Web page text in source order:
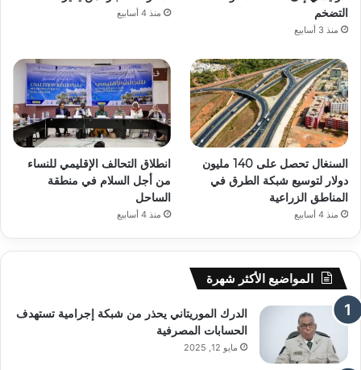
التضخم
منذ 3 أسابيع
منذ 4 أسابيع
السنغال تحصل على 140 مليون
دولار لتوسيع شبكة الطرق في
المناطق الزراعية
منذ 4 أسابيع
انطلاق التحالف الإقليمي للنساء
من أجل السلام في منطقة
الساحل
منذ 4 أسابيع
المواضيع الأكثر شهرة
الدرك الموريتاني يحذر من شبكة إجرامية تستهدف
الحسابات المصرفية
مايو 12, 2025